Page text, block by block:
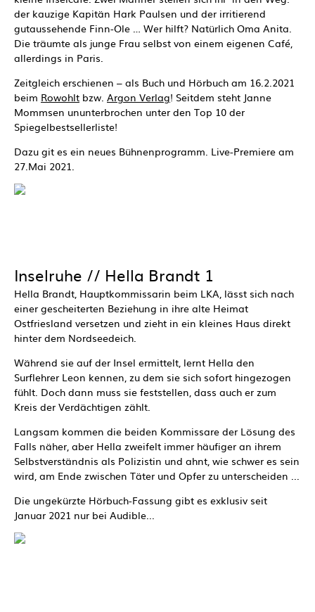
der kauzige Kapitän Hark Paulsen und der irritierend
gutaussehende Finn-Ole … Wer hilft? Natürlich Oma Anita.
Die träumte als junge Frau selbst von einem eigenen Café,
allerdings in Paris.
Zeitgleich erschienen – als Buch und Hörbuch am 16.2.2021
beim Rowohlt bzw. Argon Verlag! Seitdem steht Janne
Mommsen ununterbrochen unter den Top 10 der
Spiegelbestsellerliste!
Dazu git es ein neues Bühnenprogramm. Live-Premiere am
27.Mai 2021.
Inselruhe // Hella Brandt 1
Hella Brandt, Hauptkommissarin beim LKA, lässt sich nach
einer gescheiterten Beziehung in ihre alte Heimat
Ostfriesland versetzen und zieht in ein kleines Haus direkt
hinter dem Nordseedeich.
Während sie auf der Insel ermittelt, lernt Hella den
Surflehrer Leon kennen, zu dem sie sich sofort hingezogen
fühlt. Doch dann muss sie feststellen, dass auch er zum
Kreis der Verdächtigen zählt.
Langsam kommen die beiden Kommissare der Lösung des
Falls näher, aber Hella zweifelt immer häufiger an ihrem
Selbstverständnis als Polizistin und ahnt, wie schwer es sein
wird, am Ende zwischen Täter und Opfer zu unterscheiden ...
Die ungekürzte Hörbuch-Fassung gibt es exklusiv seit
Januar 2021 nur bei Audible...